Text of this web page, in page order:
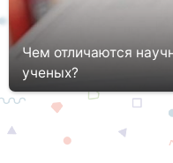
Чем отличаются
ученых?
Сегодня освоение
месте нередко